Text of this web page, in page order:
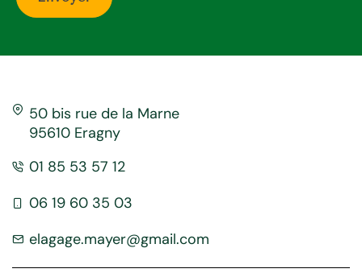
50 bis rue de la Marne
95610 Eragny
01 85 53 57 12
06 19 60 35 03
elagage.mayer@gmail.com